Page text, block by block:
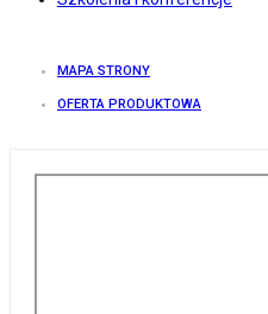
MAPA STRONY
OFERTA PRODUKTOWA